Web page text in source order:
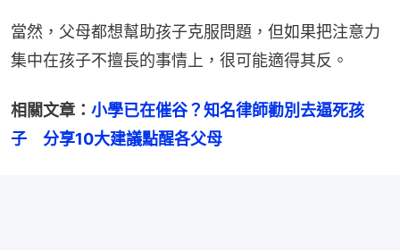
當然，父母都想幫助孩子克服問題，但如果把注意力
集中在孩子不擅長的事情上，很可能適得其反。
相關文章： 小學已在催谷？知名律師勸別去逼死孩
子　分享10大建議點醒各父母